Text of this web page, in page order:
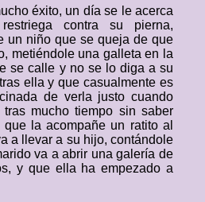
éxito, un día se le acerca
contra su pierna,
un niño que se queja de que
metiéndole una galleta en la
se calle y no se lo diga a su
ella y que casualmente es
de verla justo cuando
mucho tiempo sin saber
la acompañe un ratito al
a llevar a su hijo, contándole
va a abrir una galería de
y que ella ha empezado a